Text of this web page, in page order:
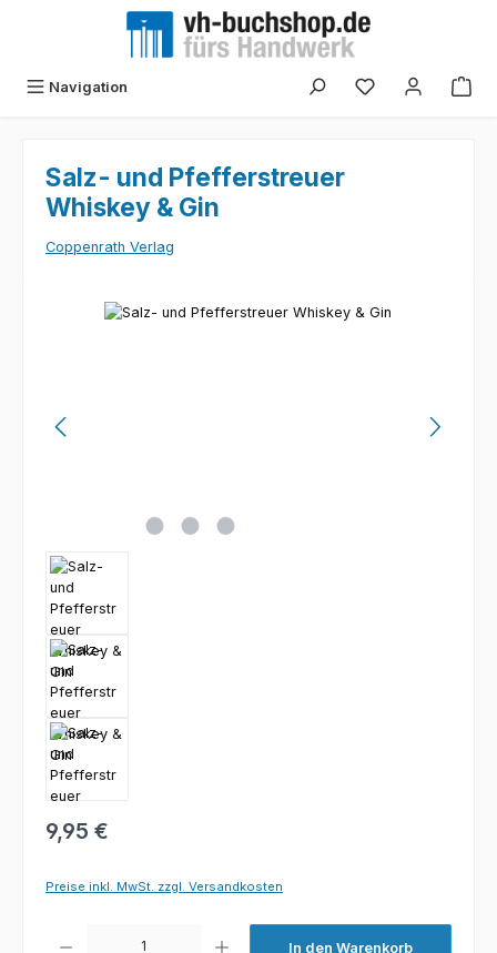
Zum Hauptinhalt springen
Navigation
Salz- und Pfefferstreuer
Whiskey & Gin
Coppenrath Verlag
Bildergalerie überspringen
9,95 €
Preise inkl. MwSt. zzgl. Versandkosten
In den Warenkorb